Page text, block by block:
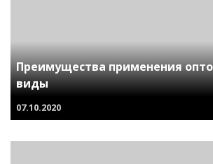
Преимущества применения
виды
07.10.2020